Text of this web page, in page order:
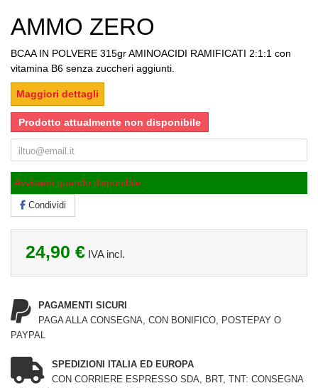
AMMO ZERO
BCAA IN POLVERE 315gr AMINOACIDI RAMIFICATI 2:1:1 con
vitamina B6 senza zuccheri aggiunti.
Maggiori dettagli
Prodotto attualmente non disponibile
Avvisami quando disponibile
Condividi
24,90 € IVA incl.
PAGAMENTI SICURI
PAGA ALLA CONSEGNA, CON BONIFICO, POSTEPAY O
PAYPAL
SPEDIZIONI ITALIA ED EUROPA
CON CORRIERE ESPRESSO SDA, BRT, TNT: CONSEGNA